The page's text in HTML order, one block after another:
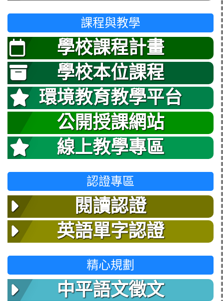
課程與教學
學校課程計畫
學校本位課程
環境教育教學平台
公開授課網站
線上教學專區
認證專區
閱讀認證
英語單字認證
精心規劃
中平語文徵文